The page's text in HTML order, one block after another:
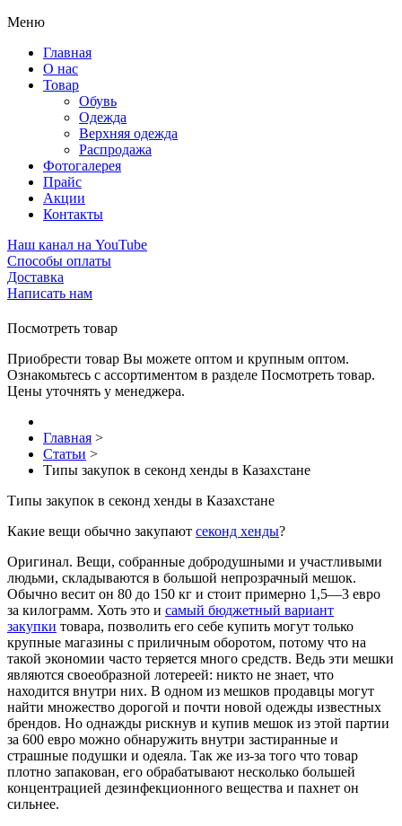
Меню
Главная
О нас
Товар
Обувь
Одежда
Верхняя одежда
Распродажа
Фотогалерея
Прайс
Акции
Контакты
Наш канал на YouTube
Способы оплаты
Доставка
Написать нам
Посмотреть товар
Приобрести товар Вы можете оптом и крупным оптом.
Ознакомьтесь с ассортиментом в разделе Посмотреть товар.
Цены уточнять у менеджера.
Главная >
Статьи >
Типы закупок в секонд хенды в Казахстане
Типы закупок в секонд хенды в Казахстане
Какие вещи обычно закупают секонд хенды?
Оригинал. Вещи, собранные добродушными и участливыми
людьми, складываются в большой непрозрачный мешок.
Обычно весит он 80 до 150 кг и стоит примерно 1,5—3 евро
за килограмм. Хоть это и самый бюджетный вариант
закупки товара, позволить его себе купить могут только
крупные магазины с приличным оборотом, потому что на
такой экономии часто теряется много средств. Ведь эти мешки
являются своеобразной лотереей: никто не знает, что
находится внутри них. В одном из мешков продавцы могут
найти множество дорогой и почти новой одежды известных
брендов. Но однажды рискнув и купив мешок из этой партии
за 600 евро можно обнаружить внутри застиранные и
страшные подушки и одеяла. Так же из-за того что товар
плотно запакован, его обрабатывают несколько большей
концентрацией дезинфекционного вещества и пахнет он
сильнее.